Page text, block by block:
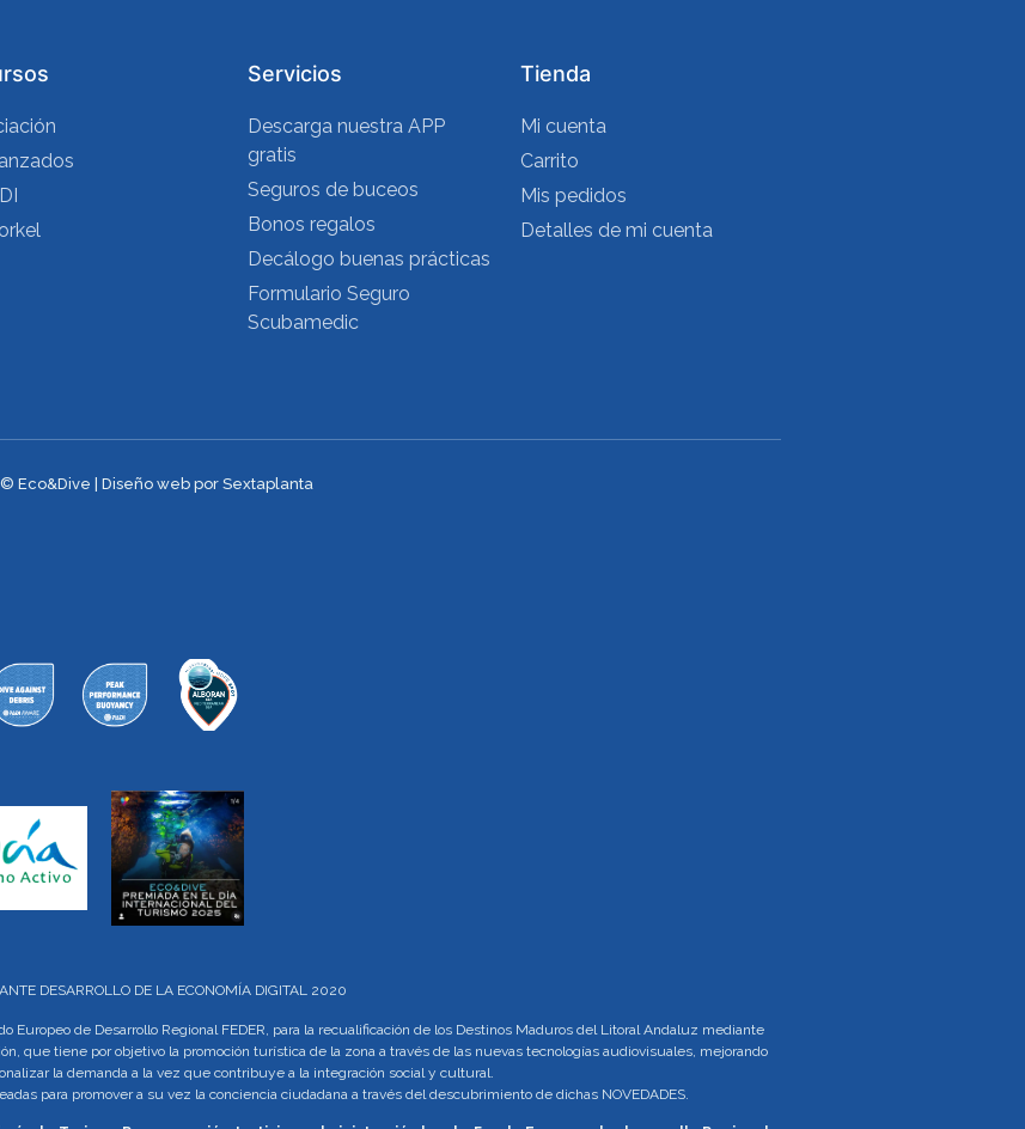
Servicios
Descarga nuestra APP
gratis
Seguros de buceos
Bonos regalos
Decálogo buenas prácticas
Formulario Seguro
Scubamedic
Tienda
Mi cuenta
Carrito
Mis pedidos
Detalles de mi cuenta
Eco&Dive | Diseño web por Sextaplanta
DESARROLLO DE LA ECONOMÍA DIGITAL 2020
Europeo de Desarrollo Regional FEDER, para la recualificación de los Destinos Maduros del Litoral Andaluz mediante
que tiene por objetivo la promoción turística de la zona a través de las nuevas tecnologías audiovisuales, mejorando
la demanda a la vez que contribuye a la integración social y cultural.
para promover a su vez la conciencia ciudadana a través del descubrimiento de dichas NOVEDADES.